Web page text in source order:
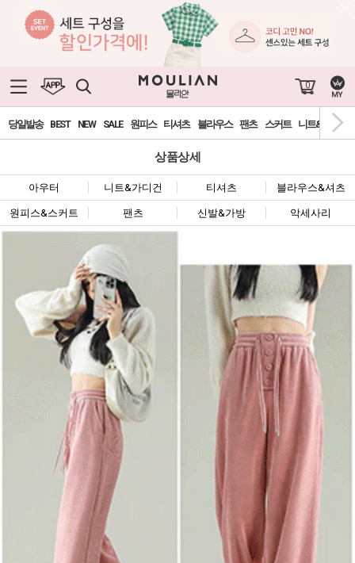
0
당일발송 BEST NEW SALE 원피스 티셔츠 블라우스 팬츠 스커트 니트&가디건
상품상세
아우터 니트&가디건 티셔츠 블라우스&셔츠
원피스&스커트 팬츠 신발&가방 악세사리